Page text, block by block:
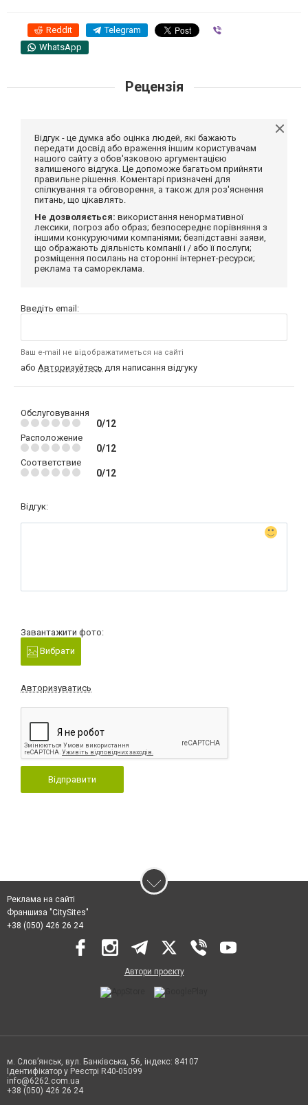
Reddit Telegram
WhatsApp
Рецензія
Відгук - це думка або оцінка людей, які бажають
передати досвід або враження іншим користувачам
нашого сайту з обов'язковою аргументацією
залишеного відгука. Це допоможе багатьом прийняти
правильне рішення. Коментарі призначені для
спілкування та обговорення, а також для роз'яснення
питань, що цікавлять.
Не дозволяється: використання ненормативної
лексики, погроз або образ; безпосереднє порівняння з
іншими конкуруючими компаніями; безпідставні заяви,
що ображають діяльність компанії і / або її послуги;
розміщення посилань на сторонні інтернет-ресурси;
реклама та самореклама.
Введіть email:
Ваш e-mail не відображатиметься на сайті
або Авторизуйтесь для написання відгуку
Обслуговування
0/12
Расположение
0/12
Соответствие
0/12
Відгук:
Завантажити фото:
Вибрати
Авторизуватись
Відправити
Реклама на сайті
Франшиза "CitySites"
+38 (050) 426 26 24
Автори проєкту
м. Слов’янськ, вул. Банківська, 56, індекс: 84107
Ідентифікатор у Реєстрі R40-05099
info@6262.com.ua
+38 (050) 426 26 24